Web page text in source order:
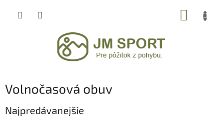
Volnočasová obuv
Najpredávanejšie